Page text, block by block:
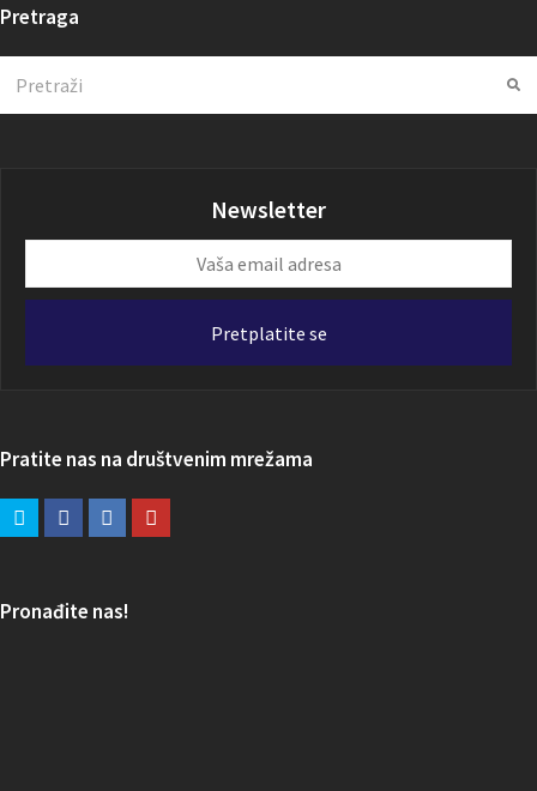
Pretraga
Newsletter
email
Pretplatite se
Pratite nas na društvenim mrežama
Pronađite nas!